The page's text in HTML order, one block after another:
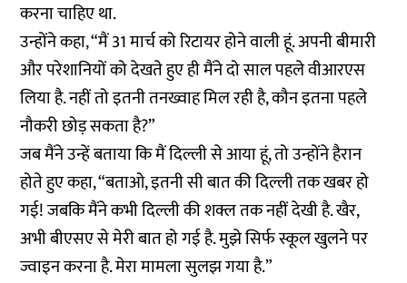
करना चाहिए था.
उन्होंने कहा, “मैं 31 मार्च को रिटायर होने वाली हूं. अपनी बीमारी
और परेशानियों को देखते हुए ही मैंने दो साल पहले वीआरएस
लिया है. नहीं तो इतनी तनख्वाह मिल रही है, कौन इतना पहले
नौकरी छोड़ सकता है?”
जब मैंने उन्हें बताया कि मैं दिल्ली से आया हूं, तो उन्होंने हैरान
होते हुए कहा, “बताओ, इतनी सी बात की दिल्ली तक खबर हो
गई! जबकि मैंने कभी दिल्ली की शक्ल तक नहीं देखी है. खैर,
अभी बीएसए से मेरी बात हो गई है. मुझे सिर्फ स्कूल खुलने पर
ज्वाइन करना है. मेरा मामला सुलझ गया है.”